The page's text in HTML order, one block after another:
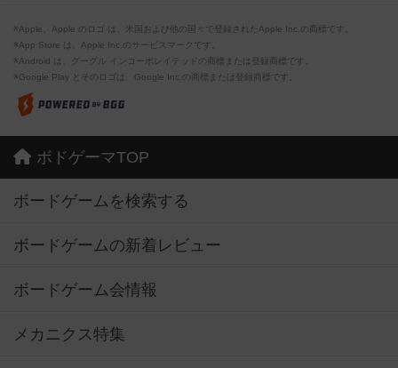
※Apple、Apple のロゴ は、米国および他の国々で登録されたApple Inc.の商標です。
※App Store は、Apple Inc.のサービスマークです。
※Android は、グーグル インコーポレイテッドの商標または登録商標です。
※Google Play とそのロゴは、Google Inc.の商標または登録商標です。
ボドゲーマTOP
ボードゲームを検索する
ボードゲームの新着レビュー
ボードゲーム会情報
メカニクス特集